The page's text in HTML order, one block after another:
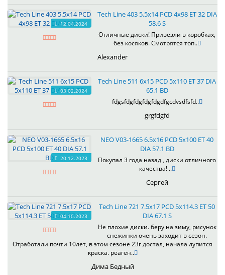
12.04.2024
Tech Line 403 5.5x14 PCD 4x98 ET 32 DIA
58.6 S
Отличные диски! Привезли в коробках,
без косяков. Смотрятся топ..
Alexander
03.02.2024
Tech Line 511 6x15 PCD 5x110 ET 37 DIA
65.1 BD
fdgsfdgfdgfdgfdgdfgcdvsdfsfd..
grgfdgfd
20.12.2023
NEO V03-1665 6.5x16 PCD 5x100 ET 40
DIA 57.1 BD
Покупал 3 года назад , диски отличного
качества! ..
Сергей
04.10.2023
Tech Line 721 7.5x17 PCD 5x114.3 ET 50
DIA 67.1 S
Не плохие диски. беру на зиму, рисунок
снежинки очень заходит в сезон.
Отработали почти 10лет, в этом сезоне 23г достал, начала лупится
краска. реаген..
Дима Бедный